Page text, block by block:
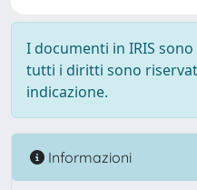
I documenti in IRIS
tutti i diritti sono
indicazione.
Informazioni